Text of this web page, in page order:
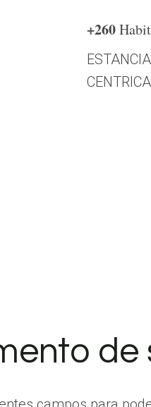
+260
ESTANCIA
CENTRICA